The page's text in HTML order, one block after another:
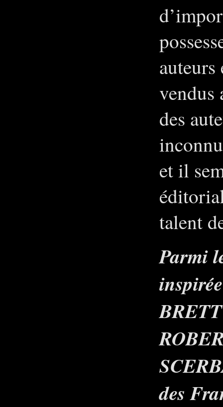
vendus
des
et il
talent
Parmi
des